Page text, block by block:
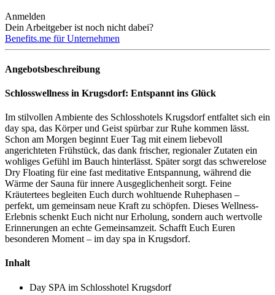
Anmelden
Dein Arbeitgeber ist noch nicht dabei?
Benefits.me für Unternehmen
Angebotsbeschreibung
Schlosswellness in Krugsdorf: Entspannt ins Glück
Im stilvollen Ambiente des Schlosshotels Krugsdorf entfaltet sich ein
day spa, das Körper und Geist spürbar zur Ruhe kommen lässt.
Schon am Morgen beginnt Euer Tag mit einem liebevoll
angerichteten Frühstück, das dank frischer, regionaler Zutaten ein
wohliges Gefühl im Bauch hinterlässt. Später sorgt das schwerelose
Dry Floating für eine fast meditative Entspannung, während die
Wärme der Sauna für innere Ausgeglichenheit sorgt. Feine
Kräutertees begleiten Euch durch wohltuende Ruhephasen –
perfekt, um gemeinsam neue Kraft zu schöpfen. Dieses Wellness-
Erlebnis schenkt Euch nicht nur Erholung, sondern auch wertvolle
Erinnerungen an echte Gemeinsamzeit. Schafft Euch Euren
besonderen Moment – im day spa in Krugsdorf.
Inhalt
Day SPA im Schlosshotel Krugsdorf